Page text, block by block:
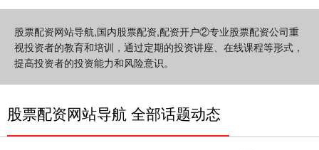
股票配资网站导航,国内股票配资,配资开户②专业股票配资公司重
视投资者的教育和培训，通过定期的投资讲座、在线课程等形式，
提高投资者的投资能力和风险意识。
股票配资网站导航 全部话题动态